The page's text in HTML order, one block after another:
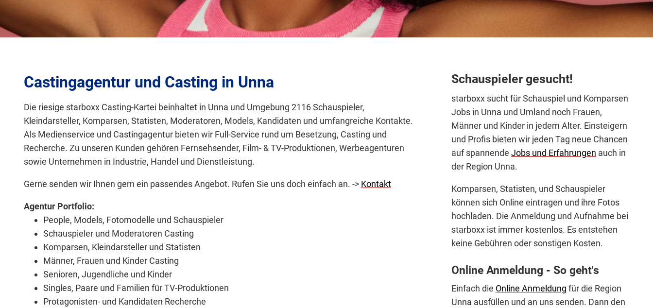
Castingagentur und Casting in Unna
Die riesige starboxx Casting-Kartei beinhaltet in Unna und Umgebung 2116 Schauspieler,
Kleindarsteller, Komparsen, Statisten, Moderatoren, Models, Kandidaten und umfangreiche Kontakte.
Als Medienservice und Castingagentur bieten wir Full-Service rund um Besetzung, Casting und
Recherche. Zu unseren Kunden gehören Fernsehsender, Film- & TV-Produktionen, Werbeagenturen
sowie Unternehmen in Industrie, Handel und Dienstleistung.
Gerne senden wir Ihnen gern ein passendes Angebot. Rufen Sie uns doch einfach an. -> Kontakt
Agentur Portfolio:
People, Models, Fotomodelle und Schauspieler
Schauspieler und Moderatoren Casting
Komparsen, Kleindarsteller und Statisten
Männer, Frauen und Kinder Casting
Senioren, Jugendliche und Kinder
Singles, Paare und Familien für TV-Produktionen
Protagonisten- und Kandidaten Recherche
Schauspieler gesucht!
starboxx sucht für Schauspiel und Komparsen
Jobs in Unna und Umland noch Frauen,
Männer und Kinder in jedem Alter. Einsteigern
und Profis bieten wir jeden Tag neue Chancen
auf spannende Jobs und Erfahrungen auch in
der Region Unna.
Komparsen, Statisten, und Schauspieler
können sich Online eintragen und ihre Fotos
hochladen. Die Anmeldung und Aufnahme bei
starboxx ist immer kostenlos. Es entstehen
keine Gebühren oder sonstigen Kosten.
Online Anmeldung - So geht's
Einfach die Online Anmeldung für die Region
Unna ausfüllen und an uns senden. Dann den